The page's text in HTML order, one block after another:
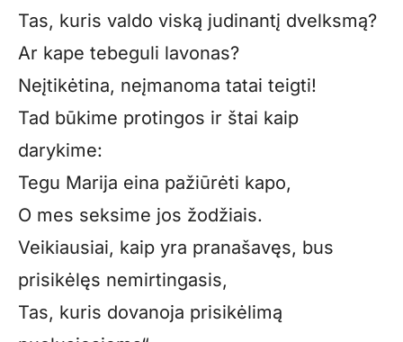
Tas, kuris valdo viską judinantį dvelksmą?
Ar kape tebeguli lavonas?
Neįtikėtina, neįmanoma tatai teigti!
Tad būkime protingos ir štai kaip
darykime:
Tegu Marija eina pažiūrėti kapo,
O mes seksime jos žodžiais.
Veikiausiai, kaip yra pranašavęs, bus
prisikėlęs nemir­tingasis,
Tas, kuris dovanoja prisikėlimą